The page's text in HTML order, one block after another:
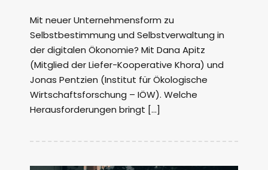
Mit neuer Unternehmensform zu
Selbstbestimmung und Selbstverwaltung in
der digitalen Ökonomie? Mit Dana Apitz
(Mitglied der Liefer-Kooperative Khora) und
Jonas Pentzien (Institut für Ökologische
Wirtschaftsforschung – IÖW). Welche
Herausforderungen bringt […]